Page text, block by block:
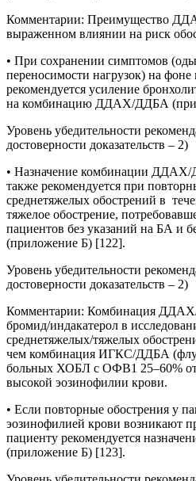
Комментарии: Преимущество
выраженном влиянии на риск
• При сохранении симптомов
переносимости нагрузок) на
рекомендуется усиление
на комбинацию ДДАХ/ДДБА
Уровень убедительности
достоверности доказательств – 2)
• Назначение комбинации
также рекомендуется при
среднетяжелых обострений в
тяжелое обострение,
пациентов без указаний на БА и
(приложение Б) [122].
Уровень убедительности
достоверности доказательств – 2)
Комментарии: Комбинация
бромид/индакатерол в
среднетяжелых/тяжелых
чем комбинация ИГКС/ДДБА
больных ХОБЛ с ОФВ1 25–60% от
высокой эозинофилии крови.
• Если повторные обострения у
эозинофилией крови возникают
пациенту рекомендуется
(приложение Б) [123].